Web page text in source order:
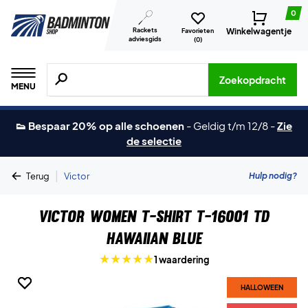
Rackets
adviesgids
Favorieten
(0)
0
Winkelwagentje
MENU
Zoeken naar producten, merken etc.
Zoekopdracht
👟 Bespaar 20% op alle schoenen - Geldig t/m 12/8 -Zie
de selectie
Terug | Victor Hulp nodig?
Victor Women T-shirt T-16001 TD
Hawaiian Blue
1 waardering
HALLOWEEN
HALLOWEEN